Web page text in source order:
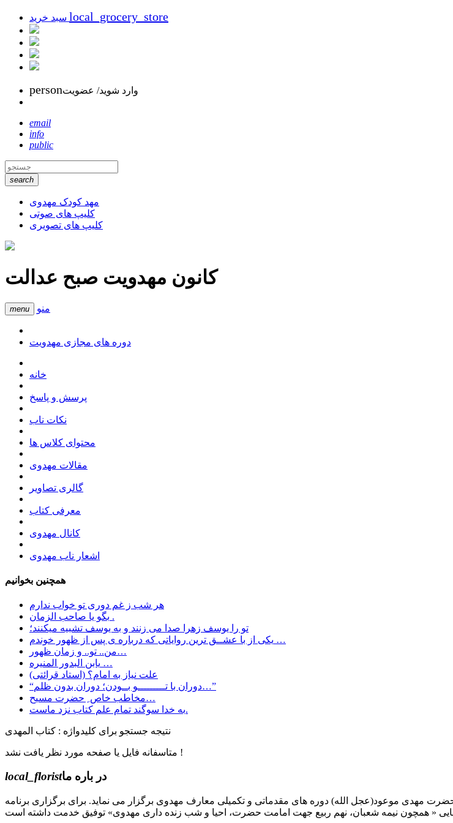
local_grocery_store
personوارد شوید/ عضویت
email
info
public
search
مهد کودک مهدوی
کلیپ های صوتی
کلیپ های تصویری
کانون مهدویت صبح عدالت
menu منو
دوره های مجازی مهدویت
خانه
پرسش و پاسخ
نکات ناب
محتوای کلاس ها
مقالات مهدوی
گالری تصاویر
معرفی کتاب
کانال مهدوی
اشعار ناب مهدوی
همچنین بخوانیم
هر شب ز غم دوری تو خواب ندارم
بگو یا صاحب الزمان .
تو را یوسف زهرا صدا می زنند و به یوسف تشبیه میکنند؛
یکی از با عشــق ترین روایاتی که درباره ی پس از ظهور خوندم …
من.. تو.. و زمان ظهور…
یابن البدور المنیره …
علت نیاز به امام؟ (استاد قرائتی)
“دوران با تـــــــــو بــودن؛ دوران بدون ظلم…”
مخاطب خاص ِ حضرت مسیح…
به خدا سوگند تمام علم کتاب نزد ماست.
نتیجه جستجو برای کلیدواژه : کتاب المهدی
متاسفانه فایل یا صفحه مورد نظر یافت نشد !
local_floristدر باره ما
۱۳۹۲ تاسیس گردیده و زیر نظر بنیاد حضرت مهدی موعود(عجل الله) دوره های مقدماتی و تکمیلی معارف مهدوی برگزار می نماید. برای برگزاری برنامه